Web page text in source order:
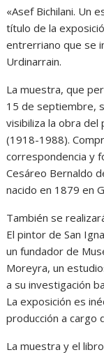
«Asef Bichilani. Un
título de la
entrerriano que se
Urdinarrain.
La muestra, que
15 de septiembre,
visibiliza la obra del
(1918-1988).
correspondencia y
Cesáreo Bernaldo
nacido en 1879 en
También se
El pintor de San
un fundador de
Moreyra, un
a su investigación
La exposición es
producción a cargo
La muestra y el